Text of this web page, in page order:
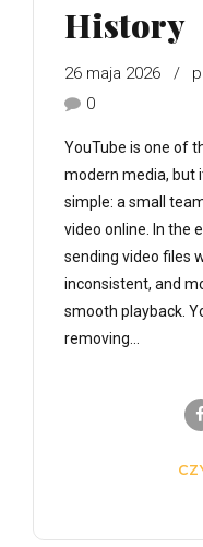
History
26 maja 2026
0
YouTube is one of
modern media, but
simple: a small
video online. In the
sending video files
inconsistent, and
smooth playback.
removing...